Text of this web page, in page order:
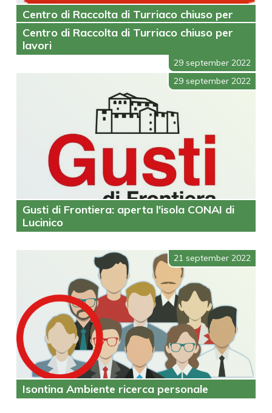
Centro di Raccolta di Turriaco chiuso per
lavori
29 september 2022
Centro di Raccolta di Turriaco chiuso per
lavori
29 september 2022
Gusti di Frontiera: aperta l'isola CONAI di
Lucinico
21 september 2022
Isontina Ambiente ricerca personale